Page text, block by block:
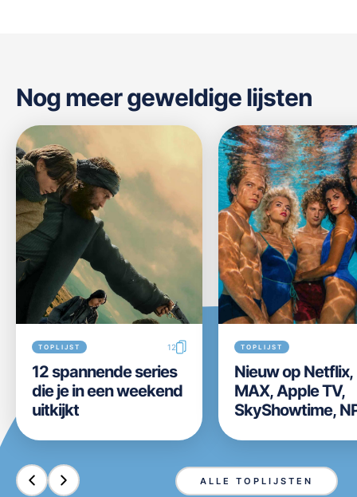
Nog meer geweldige lijsten
TOPLIJST 12
12 spannende series
die je in een weekend
uitkijkt
TOPLIJST
Nieuw op Netflix,
MAX, Apple TV,
SkyShowtime,
Video in week 31
2026
ALLE TOPLIJSTEN